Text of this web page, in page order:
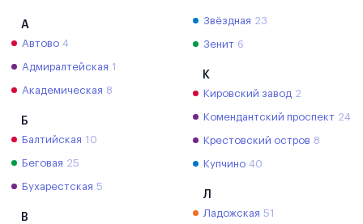
А
Автово 4
Адмиралтейская 1
Академическая 8
Б
Балтийская 10
Беговая 25
Бухарестская 5
В
Звёздная 23
Зенит 6
К
Кировский завод 2
Комендантский проспект 24
Крестовский остров 8
Купчино 40
Л
Ладожская 51